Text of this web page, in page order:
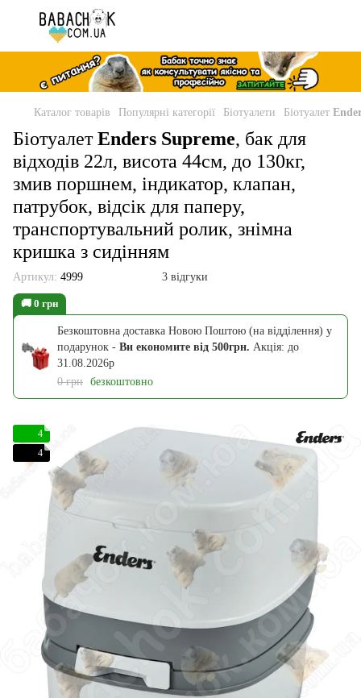
Каталог товарів Популярні категорії Біотуалети Біотуалет
БіотуалетEnders Supreme, бак для
відходів 22л, висота 44см, до 130кг,
змив поршнем, індикатор, клапан,
патрубок, відсік для паперу,
транспортувальний ролик, знімна
кришка з сидінням
Артикул: 4999 3 відгуки
🚚 0 грн
Безкоштовна доставка Новою Поштою (на відділення) у
подарунок -Ви економите від 500грн. Акція: до
31.08.2026р
0 грн
безкоштовно
4
4